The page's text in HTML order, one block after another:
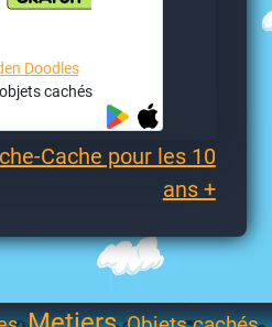
Doodles
cachés
Cache pour les 10
ans +